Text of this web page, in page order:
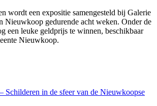
wordt een expositie samengesteld bij Galerie
Nieuwkoop gedurende acht weken. Onder de
een leuke geldprijs te winnen, beschikbaar
Nieuwkoop.
Schilderen in de sfeer van de Nieuwkoopse